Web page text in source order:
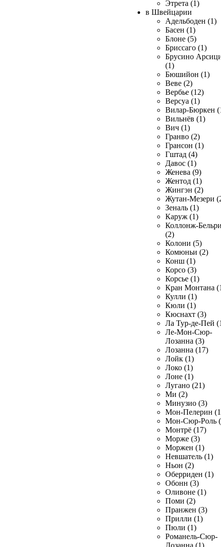
Этрета (1)
в Швейцарии
Адельбоден (1)
Басен (1)
Блоне (5)
Бриссаго (1)
Брусино
(1)
Бюшийон (1)
Веве (2)
Вербье (12)
Версуа (1)
Вилар-Бюркен
Вильнёв (1)
Вич (1)
Гранво (2)
Грансон (1)
Гштад (4)
Давос (1)
Женева (9)
Жентод (1)
Жингэн (2)
Жутан-Мезери
Зеналь (1)
Каруж (1)
Коллонж-
(2)
Колони (5)
Комюньи (2)
Конш (1)
Корсо (3)
Корсье (1)
Кран Монтана
Кулли (1)
Кюли (1)
Кюснахт (3)
Ла Тур-де-Пей
Ле-Мон-Сюр-
Лозанна (3)
Лозанна (17)
Лойк (1)
Локо (1)
Лоне (1)
Лугано (21)
Ми (2)
Минузио (3)
Мон-Пелерин
Мон-Сюр-Роль
Монтрё (17)
Морже (3)
Моржен (1)
Невшатель (1)
Ньон (2)
Оберриден (1)
Обонн (3)
Оливоне (1)
Поми (2)
Пранжен (3)
Прилли (1)
Пюли (1)
Романель-Сюр-
Лозанна (1)